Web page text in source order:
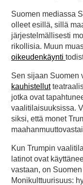
Suomen mediassa
olleet esillä, sillä
järjestelmällisesti
rikollisia. Muun
oikeudenkäynti
Sen sijaan Suomen
kauhistellut
jotka ovat
vaalitilaisuuksissa.
siksi, että monet
Kun Trumpin
latinot ovat
vastaan, on
Monikulttuurisuus: